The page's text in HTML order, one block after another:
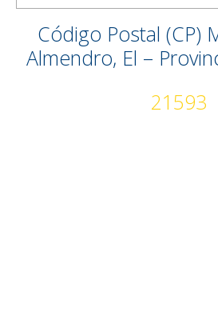
Código Postal (CP)
Almendro, El –
21593